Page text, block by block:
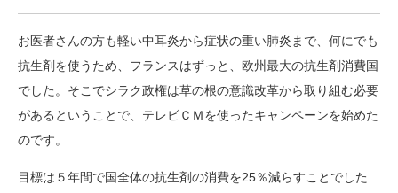
お医者さんの方も軽い中耳炎から症状の重い肺炎まで、何にでも
抗生剤を使うため、フランスはずっと、欧州最大の抗生剤消費国
でした。そこでシラク政権は草の根の意識改革から取り組む必要
があるということで、テレビＣＭを使ったキャンペーンを始めた
のです。
目標は５年間で国全体の抗生剤の消費を25％減らすことでした